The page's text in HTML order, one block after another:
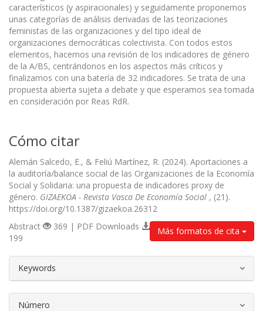
característicos (y aspiracionales) y seguidamente proponemos
unas categorías de análisis derivadas de las teorizaciones
feministas de las organizaciones y del tipo ideal de
organizaciones democráticas colectivista. Con todos estos
elementos, hacemos una revisión de los indicadores de género
de la A/BS, centrándonos en los aspectos más críticos y
finalizamos con una batería de 32 indicadores. Se trata de una
propuesta abierta sujeta a debate y que esperamos sea tomada
en consideración por Reas RdR.
Cómo citar
Alemán Salcedo, E., & Feliú Martínez, R. (2024). Aportaciones a
la auditoría/balance social de las Organizaciones de la Economía
Social y Solidaria: una propuesta de indicadores proxy de
género. GIZAEKOA - Revista Vasca De Economía Social , (21).
https://doi.org/10.1387/gizaekoa.26312
Más formatos de cita
Abstract
369 | PDF Downloads
199
Keywords
Número